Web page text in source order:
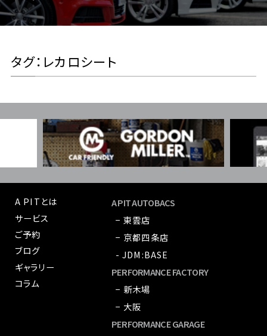
タグ：レカロシート
A PITとは
サービス
ご予約
ブログ
ギャラリー
コラム
A PIT AUTOBACS
− 東雲店
− 京都四条店
- JDM:BASE
PERFORMANCE FACTORY
− 新木場
− 大阪
PERFORMANCE GARAGE